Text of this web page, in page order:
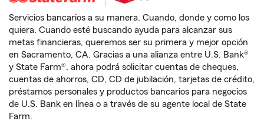
Servicios bancarios a su manera. Cuando, donde y como los
quiera. Cuando esté buscando ayuda para alcanzar sus
metas financieras, queremos ser su primera y mejor opción
en Sacramento, CA. Gracias a una alianza entre U.S. Bank®
y State Farm®, ahora podrá solicitar cuentas de cheques,
cuentas de ahorros, CD, CD de jubilación, tarjetas de crédito,
préstamos personales y productos bancarios para negocios
de U.S. Bank en línea o a través de su agente local de State
Farm.